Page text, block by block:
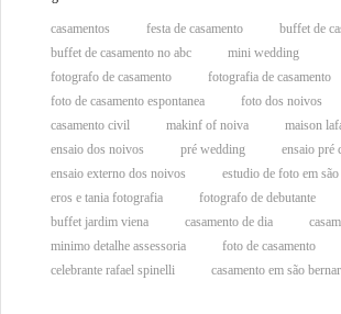
casamentos festa de casamento
buffet de
buffet de casamento no abc
mini wedding
fotografo de casamento
fotografia de casamento
foto de casamento espontanea
foto dos noivos
casamento civil
makinf of noiva
maison
ensaio dos noivos
pré wedding
ensaio pré
ensaio externo dos noivos
estudio de foto em
eros e tania fotografia
fotografo de debutante
buffet jardim viena
casamento de dia
minimo detalhe assessoria
foto de casamento
celebrante rafael spinelli
casamento em são